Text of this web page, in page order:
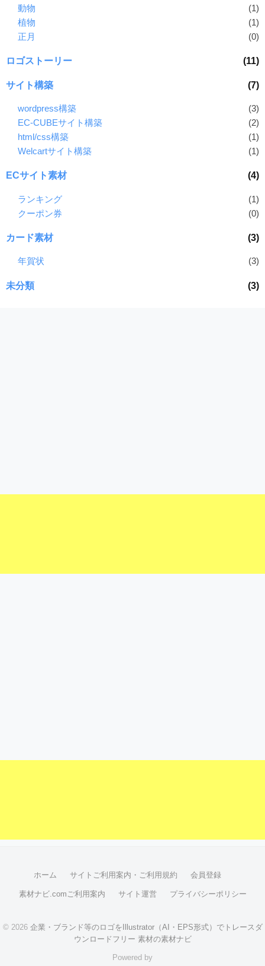
動物
(1)
植物
(1)
正月
(0)
ロゴストーリー (11)
サイト構築 (7)
wordpress構築
(3)
EC-CUBEサイト構築
(2)
html/css構築
(1)
Welcartサイト構築
(1)
ECサイト素材 (4)
ランキング
(1)
クーポン券
(0)
カード素材 (3)
年賀状 (3)
未分類 (3)
ホーム サイトご利用案内・ご利用規約 会員登録
素材ナビ.comご利用案内 サイト運営 プライバシーポリシー
© 2026 企業・ブランド等のロゴをIllustrator（AI・EPS形式）でトレースダ
ウンロードフリー 素材の素材ナビ
Powered by